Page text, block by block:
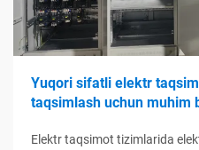
Yuqori sifatli elektr
taqsimlash uchun muhim
Elektr taqsimot tizimlarida